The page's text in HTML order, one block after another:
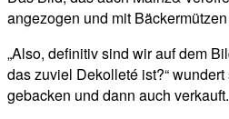
angezogen und mit
„Also, definitiv sind wir auf dem
das zuviel Dekolleté ist?“
gebacken und dann auch verkauft.